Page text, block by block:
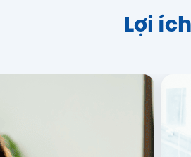
Lợi ích